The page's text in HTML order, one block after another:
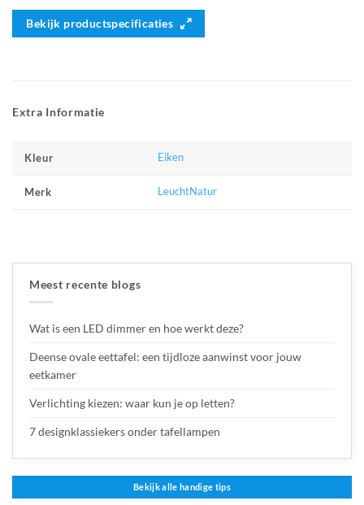
Bekijk productspecificaties
Extra Informatie
Kleur Eiken
Merk LeuchtNatur
Meest recente blogs
Wat is een LED dimmer en hoe werkt deze?
Deense ovale eettafel: een tijdloze aanwinst voor jouw
eetkamer
Verlichting kiezen: waar kun je op letten?
7 designklassiekers onder tafellampen
Bekijk alle handige tips